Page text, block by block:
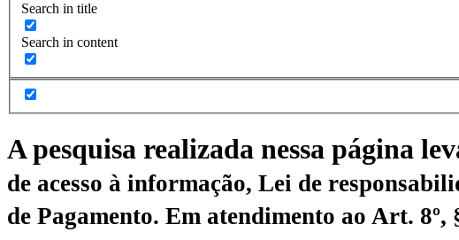
Search in title
Search in content
A pesquisa realizada nessa página
de acesso à informação, Lei de
de Pagamento. Em atendimento ao Art. 8º,